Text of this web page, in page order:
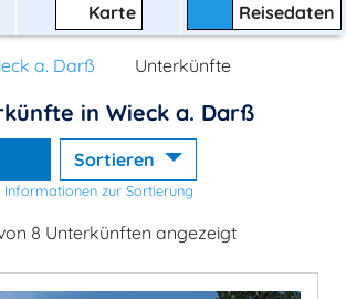
Karte Reisedaten
a. Darß Unterkünfte
in Wieck a. Darß
Sortieren
Informationen zur Sortierung
8 Unterkünften angezeigt